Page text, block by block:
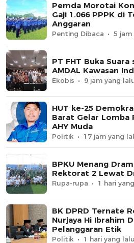
Pemda Morotai
Gaji 1.066 PPPK di
Anggaran
Penting Dibaca 5 jam
PT FHT Buka Suara
AMDAL Kawasan
Ekobis 9 jam yang
HUT ke-25
Barat Gelar Lomba
AHY Muda
Politik 17 jam yang
BPKU Menang
Rektorat 2 Lewat
Rupa-rupa 1 hari
BK DPRD Ternate
Nurjaya Hi Ibrahim
Pelanggaran Etik
Politik 1 hari yang lalu